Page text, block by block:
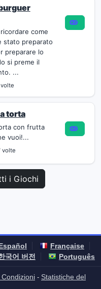
come
stato preparato
preparare lo
si preme il
...
torta
con frutta
vuoi!...
volte
i Giochi
Française
국어 버전 Português
- Statistiche del